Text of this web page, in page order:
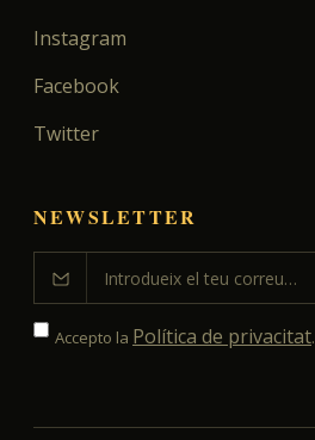
Instagram
Facebook
Twitter
NEWSLETTER
Accepto la Política de privacitat.